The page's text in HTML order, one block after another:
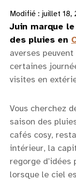
Modifié : juillet 18,
Juin marque
des pluies en
averses
certaines
visites en
Vous cherchez
saison des
cafés cosy,
intérieur, la
regorge
lorsque le ciel